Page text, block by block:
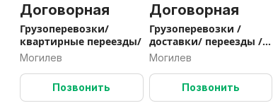
Договорная
Грузоперевозки/
квартирные переезды/
Могилев
Позвонить
Договорная
Грузоперевозки /
доставки/ переезды /
грузчики/вывоз
Могилев
Позвонить